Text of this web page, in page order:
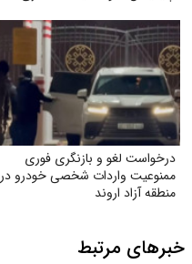
موسیقی غربی
درخواست لغو و بازنگری فوری
ممنوعیت واردات شخصی خودرو در
منطقه آزاد اروند
خبرهای مرتبط